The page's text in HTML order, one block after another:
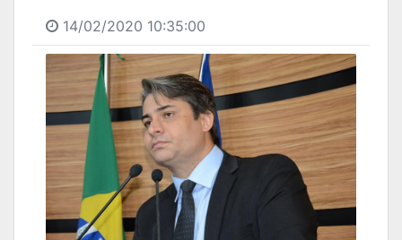
14/02/2020 10:35:00